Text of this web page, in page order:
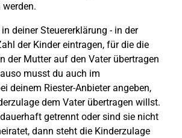
deiner Steuererklärung - in der
der Kinder eintragen, für die die
der Mutter auf den Vater übertragen
musst du auch im
deinem Riester-Anbieter angeben,
dem Vater übertragen willst.
getrennt oder sind sie nicht
dann steht die Kinderzulage